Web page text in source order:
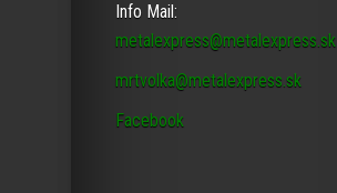
Info Mail:
metalexpress@metalexpress.sk
mrtvolka@metalexpress.sk
Facebook